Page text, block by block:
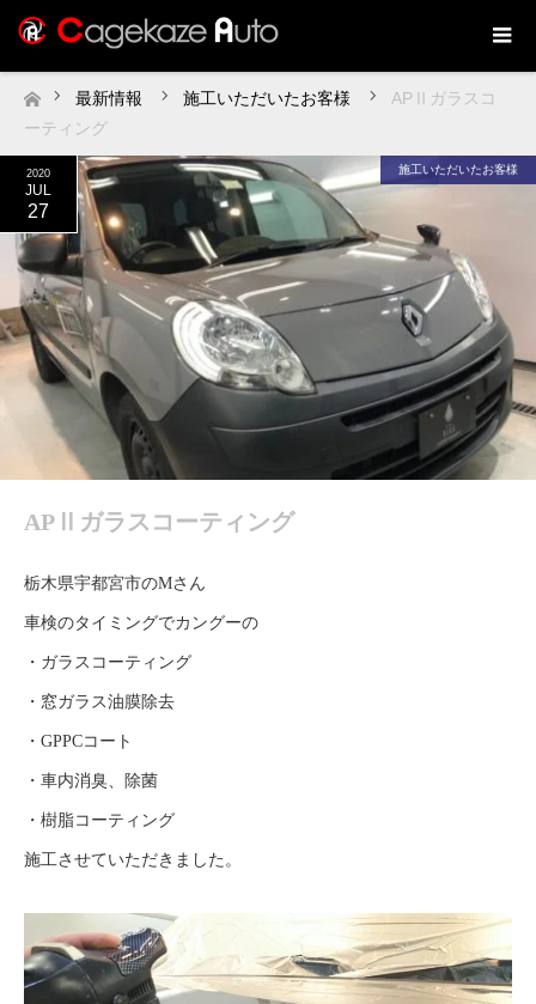
ホーム
最新情報 施工いただいたお客様
APⅡガラスコ
ーティング
2020
JUL
27
施工いただいたお客様
APⅡガラスコーティング
栃木県宇都宮市のMさん
車検のタイミングでカングーの
・ガラスコーティング
・窓ガラス油膜除去
・GPPCコート
・車内消臭、除菌
・樹脂コーティング
施工させていただきました。